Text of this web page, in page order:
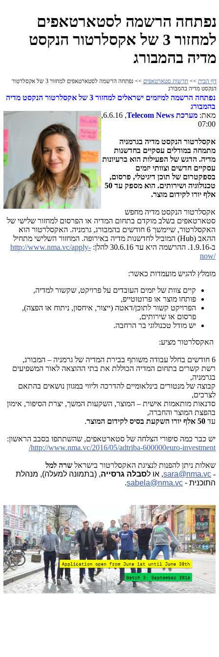
נפתחה הרשמה לסטארטאפים
למחזור 3 של אקסלרטור הנקסט
מדיה בהמבורג
דף הבית >> חדשות סטארטאפים
>> נפתחה הרשמה לסטארטאפים למחזור 3 של אקסלרטור
הנקסט מדיה בהמבורג
נפתחה הרשמה למיזמים ישראלים למחזור 3 של אקסלרטור הנקסט מדיה
בהמבורג
מאת: מערכת Telecom News
, 6.6.16,
07:00
אקסלרטור הנקסט מדיה בגרמניה
מתמחה במודלים עסקיים בחדשנות
מדיה. הדגש של הפעילות הוא ברעיונות
עסקיים חדשים וצוותי יזמים
בספקטרום של תוכן דיגיטלי, פרסום,
טכנולוגיה ושירותים. הוא מספק עד 50
אלף יורו לקידום מוצר.
אקסלרטור הנקסט מדיה מחפש
סטארטאפים בשלב מוקדם בתחום המדיה או הפרסום למחזור שלישי של
האקסלרטור, שיימשך 6 חודשים בהמבורג, גרמניה. האקסלרטור הוא
ההאב (Hub) המוביל לחדשנות מדיה באירופה. המחזור השלישי מתחיל
ב-1.9.16. ההרשמה היא עד 30.6.16 להלן:
http://www.nma.vc/apply-
now/
מומלץ להגיש מועמדות כאשר:
קיים צוות של יזמים העובדים על פרויקט, שקשור למדיה,
פותחו מוצר או פרוטוטייפ,
הפרויקט קשור לתוכן/דאטה (ייצור, איחסון, ניתוח או הפצה),
פרסום או שירותים,
יש מודל טכנולוגי בר הרחבה.
האקסלרטור מציע:
6 חודשים בחלל עבודה משותף בבירת המדיה של גרמניה – המבורג,
רשת קשרים בתחום המדיה הכוללת את בתי ההוצאה לאור המשפיעים
בגרמניה,
קבוצה של מנטורים בינלאומיים להדרכה וליווי במגוון נושאים בהתאם
לצרכים,
סדנאות מותאמות אישית – המוצר, השקעות המשך, יצרת הסיפור, אימון
בהפצת המוצר והחברה,
עד
.
יש כבר כמה סיפורי הצלחה של סטארטאפים, שהשתתפו בסבב הראשון:
http://www.nma.vc/2016/05/adtriba-600000euro-investment/
שאלות ניתן להפנות לנציגת האקסלרטור בישראל שרה למל
-
sara@nma.vc
, או לסבלה גרסייה, (בתמונה למעלה), מנהלת
התוכנית - sabela@nma.vc
.